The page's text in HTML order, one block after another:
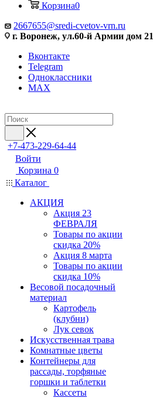
Корзина0
2667655@sredi-cvetov-vrn.ru
г. Воронеж, ул.60-й Армии дом 21
Вконтакте
Telegram
Одноклассники
MAX
+7-473-229-64-44
Войти
Корзина 0
Каталог
АКЦИЯ
Акция 23
ФЕВРАЛЯ
Товары по акции
скидка 20%
Акция 8 марта
Товары по акции
скидка 10%
Весовой посадочный
материал
Картофель
(клубни)
Лук севок
Искусственная трава
Комнатные цветы
Контейнеры для
рассады, торфяные
горшки и таблетки
Кассеты